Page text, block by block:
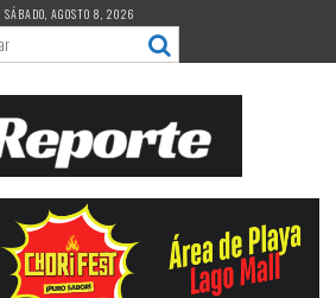
SÁBADO, AGOSTO 8, 2026